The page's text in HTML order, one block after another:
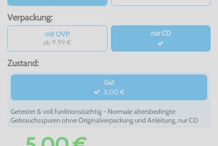
Verpackung:
mit OVP
ab 9,99 €
nur CD
Zustand:
Gut
5,00 €
Getestet & voll funktionstüchtig - Normale altersbedingte
Gebrauchsspuren ohne Originalverpackung und Anleitung, nur CD